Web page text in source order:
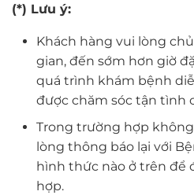
(*) Lưu ý:
Khách hàng vui lòng
gian, đến sớm hơn giờ
quá trình khám bệnh
được chăm sóc tận tình
Trong trường hợp
lòng thông báo lại với
hình thức nào ở trên để
hợp.